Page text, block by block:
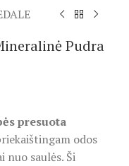
Pudra
presuota
odos
nuo saulės. Ši